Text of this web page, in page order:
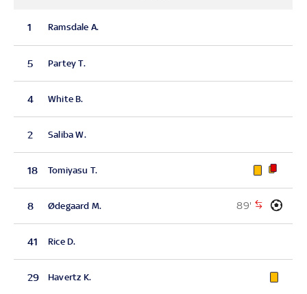
1 Ramsdale A.
5 Partey T.
4 White B.
2 Saliba W.
18 Tomiyasu T.
8 Ødegaard M. 89'
41 Rice D.
29 Havertz K.